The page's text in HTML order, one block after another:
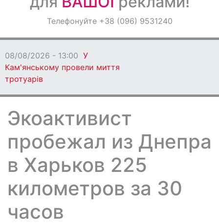
ОголошенняТелефонуйте +38 (096) 9531240
08/08/2026 - 13:00 У
Кам'янському провели миття
тротуарів
Экоактивист
пробежал из Днепра
в Харьков 225
километров за 30
часов